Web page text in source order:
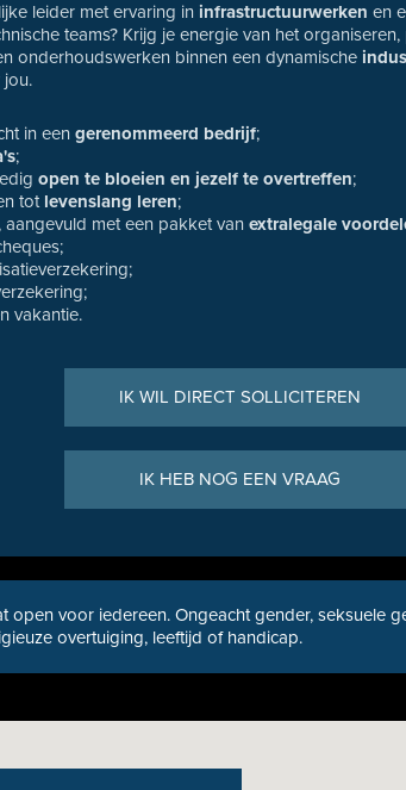
leider met ervaring in infrastructuurwerken en
teams? Krijg je energie van het
onderhoudswerken binnen een dynamische
jou.
in eengerenommeerd bedrijf;
;
open te bloeien en jezelf te overtreffen;
tot levenslang leren;
, aangevuld met een pakket vanextralegale
vakantie.
IK WIL DIRECT SOLLICITEREN
IK HEB NOG EEN VRAAG
open voor iedereen. Ongeacht gender, seksuele
overtuiging, leeftijd of handicap.